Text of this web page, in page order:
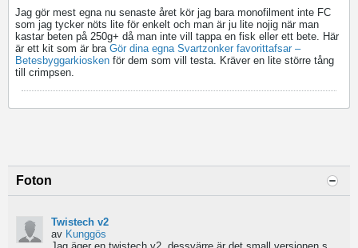
Jag gör mest egna nu senaste året kör jag bara monofilment inte FC
som jag tycker nöts lite för enkelt och man är ju lite nojig när man
kastar beten på 250g+ då man inte vill tappa en fisk eller ett bete. Här
är ett kit som är bra Gör dina egna Svartzonker favorittafsar –
Betesbyggarkiosken ​ för dem som vill testa. Kräver en lite större tång
till crimpsen.
Foton
Twistech v2
av Kunggös